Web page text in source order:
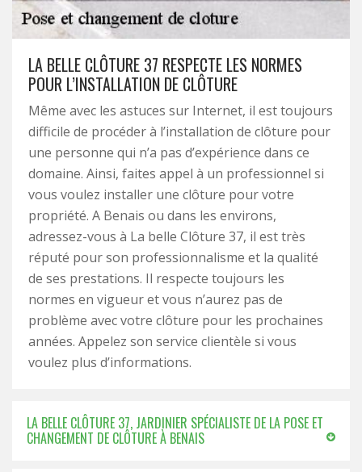
LA BELLE CLÔTURE 37 RESPECTE LES NORMES
POUR L’INSTALLATION DE CLÔTURE
Même avec les astuces sur Internet, il est toujours
difficile de procéder à l’installation de clôture pour
une personne qui n’a pas d’expérience dans ce
domaine. Ainsi, faites appel à un professionnel si
vous voulez installer une clôture pour votre
propriété. A Benais ou dans les environs,
adressez-vous à La belle Clôture 37, il est très
réputé pour son professionnalisme et la qualité
de ses prestations. Il respecte toujours les
normes en vigueur et vous n’aurez pas de
problème avec votre clôture pour les prochaines
années. Appelez son service clientèle si vous
voulez plus d’informations.
LA BELLE CLÔTURE 37, JARDINIER SPÉCIALISTE DE LA POSE ET
CHANGEMENT DE CLÔTURE À BENAIS